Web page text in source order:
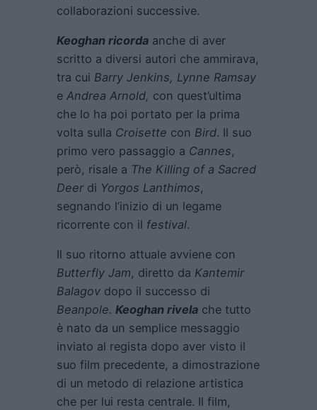
collaborazioni successive.
Keoghan ricorda anche di aver
scritto a diversi autori che ammirava,
tra cui Barry Jenkins, Lynne Ramsay
e Andrea Arnold, con quest’ultima
che lo ha poi portato per la prima
volta sulla Croisette con Bird. Il suo
primo vero passaggio a Cannes,
però, risale a The Killing of a Sacred
Deerdi Yorgos Lanthimos,
segnando l’inizio di un legame
ricorrente con il festival.
Il suo ritorno attuale avviene con
Butterfly Jam, diretto da Kantemir
Balagov dopo il successo di
Beanpole. Keoghan rivela che tutto
è nato da un semplice messaggio
inviato al regista dopo aver visto il
suo film precedente, a dimostrazione
di un metodo di relazione artistica
che per lui resta centrale. Il film,